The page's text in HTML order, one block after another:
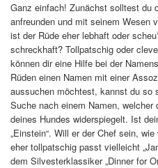
Ganz einfach! Zunächst solltest du
anfreunden und mit seinem Wesen
ist der Rüde eher lebhaft oder
schreckhaft? Tollpatschig oder
können dir eine Hilfe bei der
Rüden einen Namen mit einer
aussuchen möchtest, kannst du so
Suche nach einem Namen,
deines Hundes widerspiegelt. Ist
„Einstein“. Will er der Chef sein,
eher tollpatschig passt vielleicht
dem Silvesterklassiker „Dinner for